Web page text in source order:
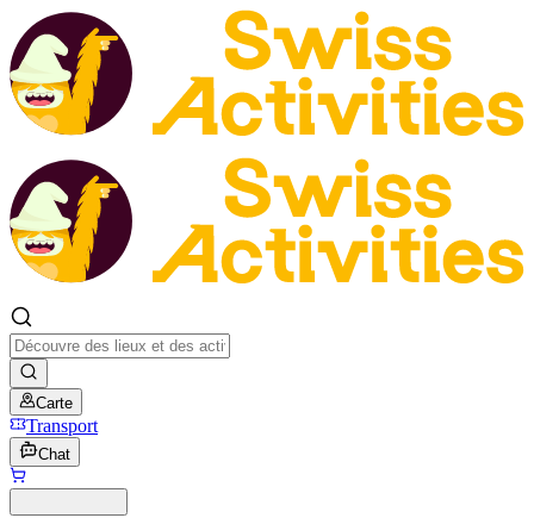
Carte
Transport
Chat